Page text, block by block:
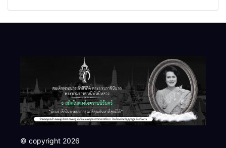
© copyright 2026